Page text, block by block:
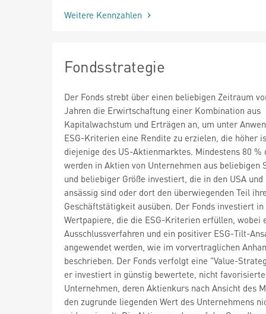
Weitere Kennzahlen
Fondsstrategie
Der Fonds strebt über einen beliebigen Zeitraum
Jahren die Erwirtschaftung einer Kombination aus
Kapitalwachstum und Erträgen an, um unter
ESG-Kriterien eine Rendite zu erzielen, die höher
diejenige des US-Aktienmarktes. Mindestens 80 %
werden in Aktien von Unternehmen aus beliebigen
und beliebiger Größe investiert, die in den USA und
ansässig sind oder dort den überwiegenden Teil
Geschäftstätigkeit ausüben. Der Fonds investiert in
Wertpapiere, die die ESG-Kriterien erfüllen, wobei
Ausschlussverfahren und ein positiver ESG-Tilt-
angewendet werden, wie im vorvertraglichen
beschrieben. Der Fonds verfolgt eine "Value-
er investiert in günstig bewertete, nicht favorisierte
Unternehmen, deren Aktienkurs nach Ansicht des
den zugrunde liegenden Wert des Unternehmens